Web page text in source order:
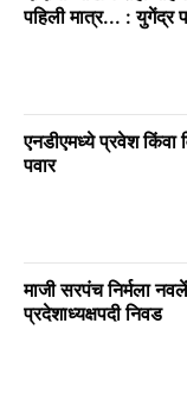
पहिली मात्र... : युगेंद्र
एनडीएमध्ये प्रवेश किंवा
पवार
माजी सरपंच निर्मला
प्रदेशाध्यक्षपदी निवड